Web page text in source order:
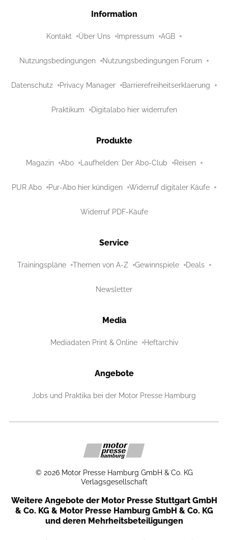
Information
Kontakt Über Uns Impressum AGB
Nutzungsbedingungen Nutzungsbedingungen Forum
Datenschutz Privacy Manager Barrierefreiheitserklaerung
Praktikum Digitalabo hier widerrufen
Produkte
Magazin Abo Laufhelden: Der Abo-Club Reisen
PUR Abo Pur-Abo hier kündigen Widerruf digitaler Käufe
Widerruf PDF-Käufe
Service
Trainingspläne Themen von A-Z Gewinnspiele Deals
Newsletter
Media
Mediadaten Print & Online Heftarchiv
Angebote
Jobs und Praktika bei der Motor Presse Hamburg
© 2026 Motor Presse Hamburg GmbH & Co. KG
Verlagsgesellschaft
Weitere Angebote der Motor Presse Stuttgart GmbH
& Co. KG & Motor Presse Hamburg GmbH & Co. KG
und deren Mehrheitsbeteiligungen